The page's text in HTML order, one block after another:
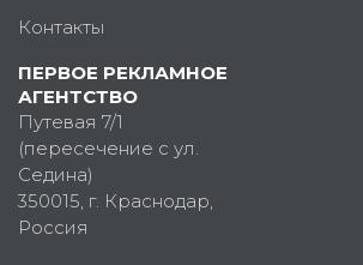
Контакты
ПЕРВОЕ РЕКЛАМНОЕ
АГЕНТСТВО
Путевая 7/1
(пересечение с ул.
Седина)
350015, г. Краснодар,
Россия